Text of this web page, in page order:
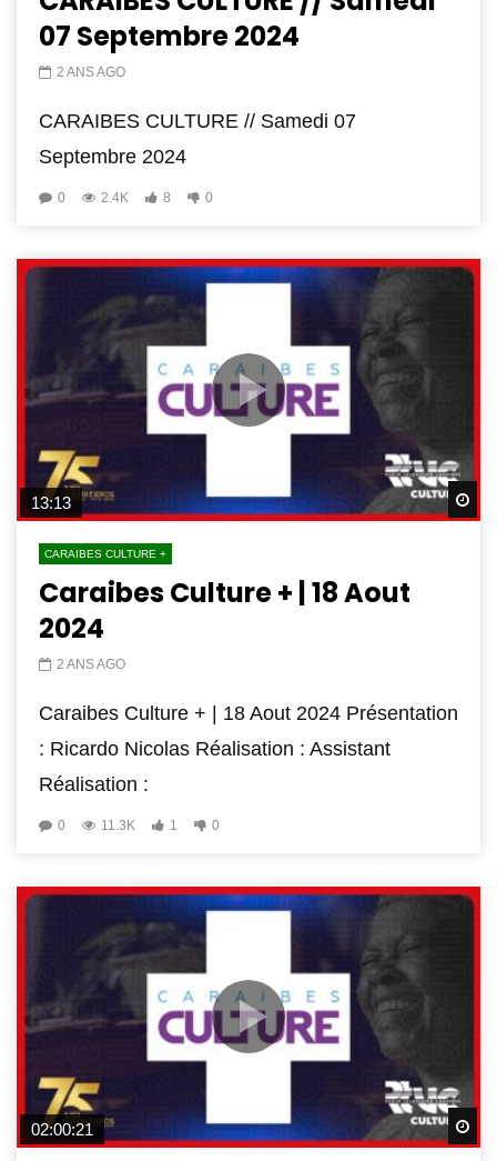
07 Septembre 2024
2 ANS AGO
CARAIBES CULTURE // Samedi 07
Septembre 2024
0 2.4K 8 0
13:13
CARAIBES CULTURE +
Caraibes Culture + | 18 Aout
2024
2 ANS AGO
Caraibes Culture + | 18 Aout 2024 Présentation
: Ricardo Nicolas Réalisation : Assistant
Réalisation :
0 11.3K 1 0
02:00:21